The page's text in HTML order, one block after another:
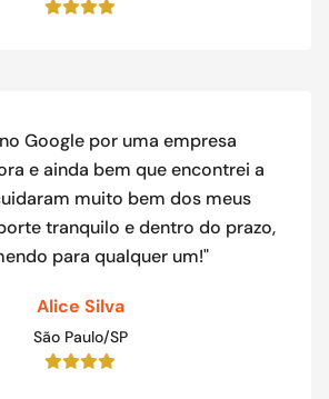
Google por uma empresa
e ainda bem que encontrei a
muito bem dos meus
tranquilo e dentro do prazo,
para qualquer um!"
Alice Silva
São Paulo/SP